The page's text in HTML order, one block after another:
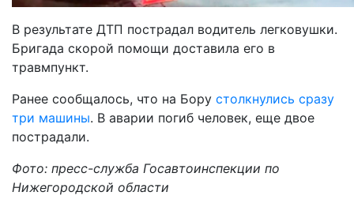
В результате ДТП пострадал водитель легковушки.
Бригада скорой помощи доставила его в
травмпункт.
Ранее сообщалось, что на Бору столкнулись сразу
три машины. В аварии погиб человек, еще двое
пострадали.
Фото: пресс-служба Госавтоинспекции по
Нижегородской области